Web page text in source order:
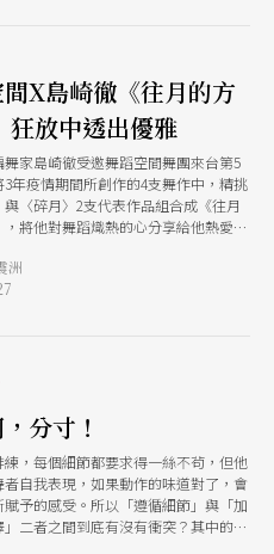
X島崎徹《往月的方
狂放中透出優雅
舞家島崎徹受邀舞蹈空間舞團來台第5
3年疫情期間所創作的4支舞作中，精挑
與〈碎月〉2支代表作品組合成《往月
，將他對舞蹈熾熱的心分享給他熱愛的
洲
分寸！
練，每個細節都要求得一絲不茍，但他
者自我表現，如果動作的味道對了，會
賦予的感受。所以「遵循細節」與「加
」二者之間到底有沒有衝突？其中的分